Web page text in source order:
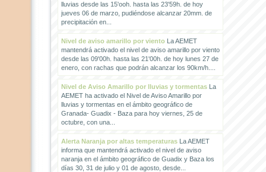
lluvias desde las 15'ooh. hasta las 23'59h. de hoy
jueves 06 de marzo, pudiéndose alcanzar 20mm. de
precipitación en...
Nivel de aviso amarillo por vientoLa AEMET
mantendrá activado el nivel de aviso amarillo por viento
desde las 09'00h. hasta las 21'00h. de hoy lunes 27 de
enero, con rachas que podrán alcanzar los 90km/h....
Nivel de Aviso Amarillo por lluvias y tormentasLa
AEMET ha activado el Nivel de Aviso Amarillo por
lluvias y tormentas en el ámbito geográfico de
Granada- Guadix - Baza para hoy viernes, 25 de
octubre, con una...
Alerta Naranja por altas temperaturasLa AEMET
informa que mantendrá activado el nivel de aviso
naranja en el ámbito geográfico de Guadix y Baza los
días 30, 31 de julio y 01 de agosto, desde...